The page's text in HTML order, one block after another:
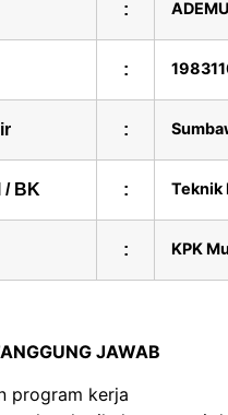
:
:
:
/ BK : Teknik
: KPK
JAWAB
program kerja